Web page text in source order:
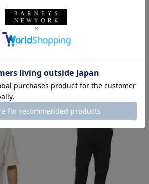
ットソー
ギフトラッピング不可
ランド＞ イージーパンツ
¥83,600